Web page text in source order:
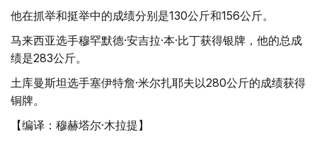
他在抓举和挺举中的成绩分别是130公斤和156公斤。
马来西亚选手穆罕默德·安吉拉·本·比丁获得银牌，他的总成
绩是283公斤。
土库曼斯坦选手塞伊特詹·米尔扎耶夫以280公斤的成绩获得
铜牌。
【编译：穆赫塔尔·木拉提】